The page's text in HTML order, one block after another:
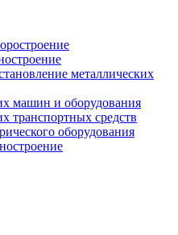
металлических
машин и оборудования
транспортных средств
оборудования